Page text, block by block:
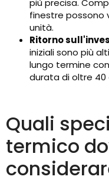
più precisa.
finestre possono
unità.
Ritorno
iniziali sono più
lungo termine
durata di oltre 40
Quali
termico